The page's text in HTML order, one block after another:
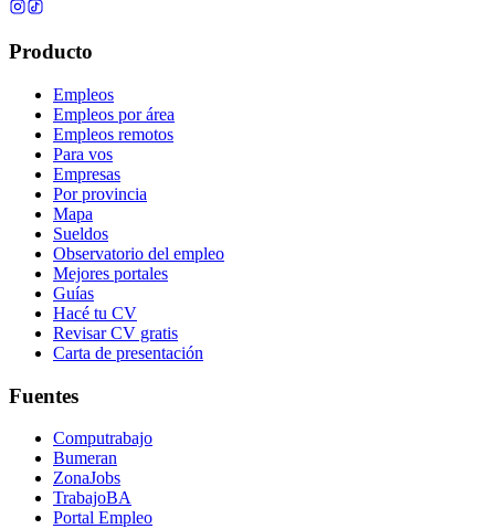
Producto
Empleos
Empleos por área
Empleos remotos
Para vos
Empresas
Por provincia
Mapa
Sueldos
Observatorio del empleo
Mejores portales
Guías
Hacé tu CV
Revisar CV gratis
Carta de presentación
Fuentes
Computrabajo
Bumeran
ZonaJobs
TrabajoBA
Portal Empleo